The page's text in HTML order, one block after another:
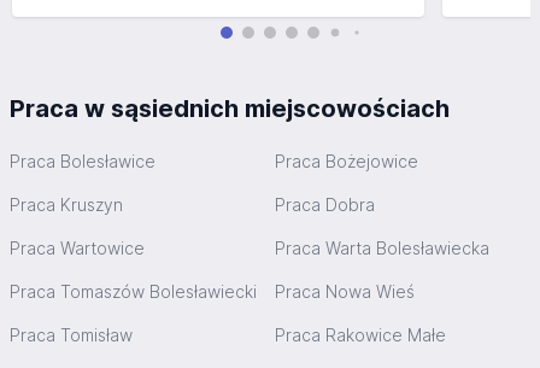
Praca w sąsiednich miejscowościach
Praca Bolesławice Praca Bożejowice
Praca Kruszyn Praca Dobra
Praca Wartowice Praca Warta Bolesławiecka
Praca Tomaszów Bolesławiecki Praca Nowa Wieś
Praca Tomisław Praca Rakowice Małe